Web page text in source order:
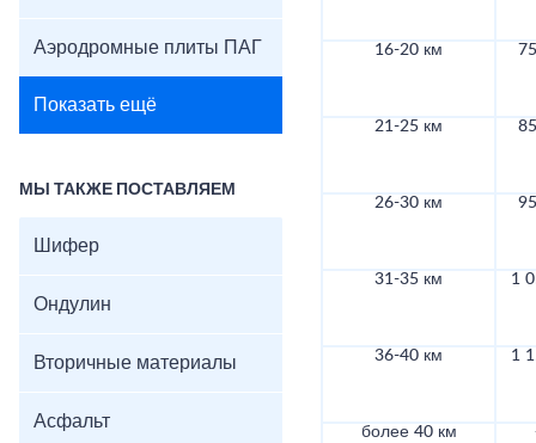
Аэродромные плиты ПАГ
Показать ещё
МЫ ТАКЖЕ ПОСТАВЛЯЕМ
Шифер
Ондулин
Вторичные материалы
Асфальт
16-20 км
21-25 км
26-30 км
31-35 км 1
36-40 км 1
более 40 км